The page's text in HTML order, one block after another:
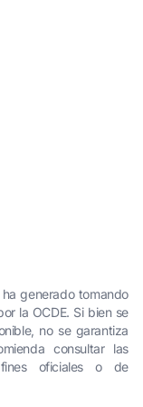
generado tomando
la OCDE. Si bien se
no se garantiza
consultar las
oficiales o de